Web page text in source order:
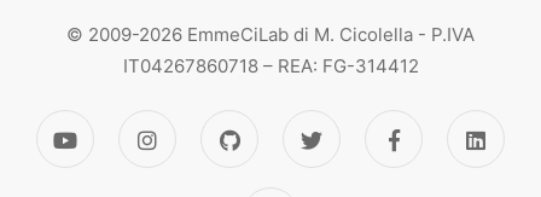
© 2009-2026 EmmeCiLab di M. Cicolella - P.IVA
IT04267860718 – REA: FG-314412